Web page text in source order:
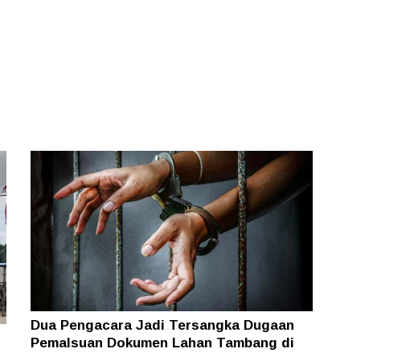
Dua Pengacara Jadi Tersangka Dugaan
Pemalsuan Dokumen Lahan Tambang di